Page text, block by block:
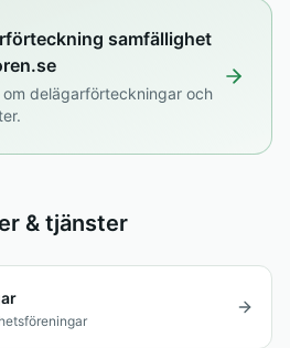
samfällighet
delägarförteckningar och
& tjänster